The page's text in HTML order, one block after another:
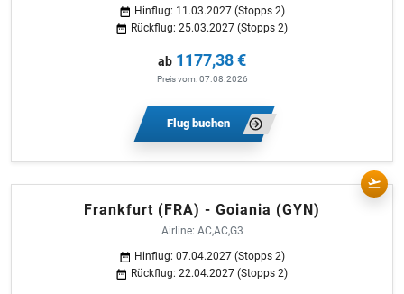
Hinflug: 11.03.2027 (Stopps 2)
Rückflug: 25.03.2027 (Stopps 2)
ab 1177,38 €
Preis vom: 07.08.2026
Flug buchen
Frankfurt (FRA) - Goiania (GYN)
Airline: AC,AC,G3
Hinflug: 07.04.2027 (Stopps 2)
Rückflug: 22.04.2027 (Stopps 2)